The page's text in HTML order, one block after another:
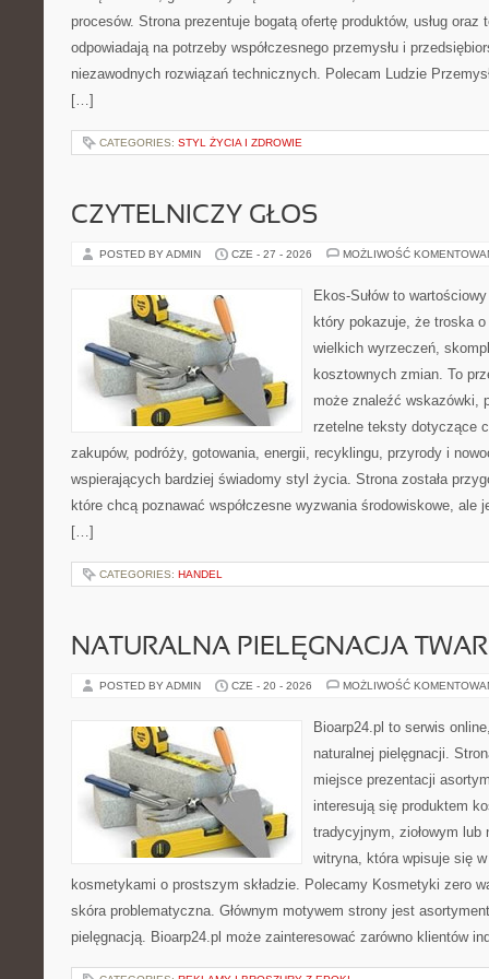
procesów. Strona prezentuje bogatą ofertę produktów, usług oraz
odpowiadają na potrzeby współczesnego przemysłu i
niezawodnych rozwiązań technicznych. Polecam Ludzie
[…]
CATEGORIES: STYL ŻYCIA I ZDROWIE
CZYTELNICZY GŁOS
POSTED BY ADMIN CZE - 27 - 2026 MOŻLIWOŚĆ
Ekos-Sułów to
który pokazuje, że troska
wielkich wyrzeczeń,
kosztownych zmian. To
może znaleźć wskazówki,
rzetelne teksty dotyczące
zakupów, podróży, gotowania, energii, recyklingu, przyrody i
wspierających bardziej świadomy styl życia. Strona została
które chcą poznawać współczesne wyzwania środowiskowe, ale
[…]
CATEGORIES: HANDEL
NATURALNA PIELĘGNACJA
POSTED BY ADMIN CZE - 20 - 2026 MOŻLIWOŚĆ
Bioarp24.pl to serwis
naturalnej pielęgnacji.
miejsce prezentacji
interesują się produktem
tradycyjnym, ziołowym lub
witryna, która wpisuje się
kosmetykami o prostszym składzie. Polecamy Kosmetyki zero
skóra problematyczna. Głównym motywem strony jest
pielęgnacją. Bioarp24.pl może zainteresować zarówno klientów